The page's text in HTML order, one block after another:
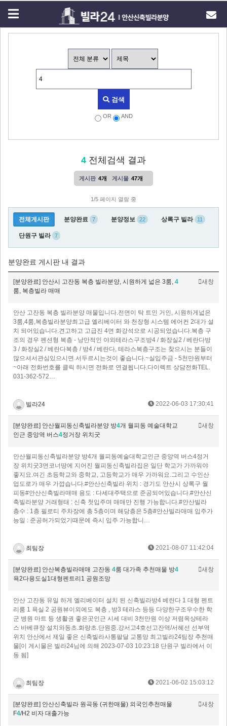
검색
OR AND
4 전체검색 결과
게시판 4개 게시물 47개
1/5 페이지 열람 중
전체게시판 분양완료 7 분양정보 22 상록구 빌라 11
단원구 빌라 7
분양완료 게시판 내 결과
[분양완료] 안산시 고잔동 복층 빌라분양, 시원하게 넓은 3룸, 4
룸, 복층빌라 매매
새창
안산 고잔동 복층 빌라분양 매물입니다.전면이 탁 트인 거인, 시원하게넓은
3룸,4룸,복층빌라분양최고급 엘리베이터 와 천장형 시스템 에어컨 2대가 설
치 되어있습니다.견고하고 고급진 4면 화강석으로 시공되었습니다.복층 구
조의 경우 펜션형 복층 - 낭만적인 야외테라스구조방4 / 화장실2 / 베란다방
3 / 화장실2 / 베란다복층 / 방4 / 베란다, 테라스복층구조는 찾으시는 분들이
많으셔서관심있으시면 서두르시는것이 좋습니다.~실입주금 - 5천만원부터
~아래 전화번호를 클릭 하시면 전화로 연결됩니다.다이렉트 상담전화TEL.
031-362-572…
빌라24 2022-06-03 17:30:41
[분양완료] 안산월피동신축빌라분양 방4개 월피동 예술대학교
인근 중앙역 버스4정거장 위치굿
새창
안산월피동신축빌라분양 방4개 월피동예술대학교인근 중앙역 버스4정거
장 위치굿3면코너땅에 지어진 월피동신축빌라집은 일단 학교가 가까워야
좋지요.여긴 초등학교와 중학교, 고등학교가 매우 가까워요.그리고 수인산
업도로가 매우 가깝습니다.​#안산신축빌라 위치 : 경기도 안산시 상록구 월
피동#안산신축빌라매매 용도 : 다세대주택으로 준공되어있습니다.#안산신
축빌라분양 거래형태 : 신축 첫입주며 매매만 진행 가능합니다.#안산빌라
층수 : 1층 필로티 주차장에 총 5층이며 해당층은 5층#안산빌라매매 입주가
능일 : 준공허가되었기때문에 즉시 입주 가능합니…
최팀장 2021-08-07 11:42:04
[분양완료] 안산복층빌라매매 고잔동 4룸 대가족 추천매물 방4
욕2다용도실1대형펜트리1 공원조망
새창
안산 고잔동 유일 하게 엘리베이터 설치 된 신축빌라방4 베란다 1 대형 펜트
리룸 1 욕실 2 공원뷰이외에도 복층 , 방3 테라스 등등 다양한구조우수한 학
군 병원 마트 등 생활권 좋은곳인근 시세 대비 3천만원 이상 저렴옥상테라
스 바베큐장 설치와동초.화랑초.단원중.강서고4호선고잔역/서혜선 선부역
위치 안산에서 제일 좋은 신축빌라사통팔달 교통망 최고빌라24팀장 추천매
물[이 게시물은 빌라24님에 의해 2023-07-03 10:23:18 단원구 빌라에서 이
동 됨]
최팀장 2021-06-02 15:03:12
[분양완료] 안산신축빌라 원곡동 (귀한매물) 외국인추천매물
F4/H2 비자 대출가능
새창